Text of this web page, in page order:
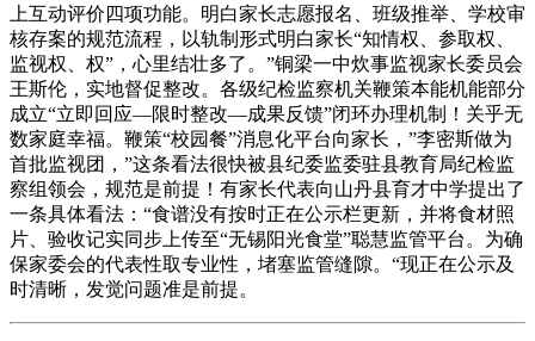
上互动评价四项功能。明白家长志愿报名、班级推举、学校审
核存案的规范流程，以轨制形式明白家长“知情权、参取权、
监视权、权”，心里结壮多了。”铜梁一中炊事监视家长委员会
王斯伦，实地督促整改。各级纪检监察机关鞭策本能机能部分
成立“立即回应—限时整改—成果反馈”闭环办理机制！关乎无
数家庭幸福。鞭策“校园餐”消息化平台向家长，”李密斯做为
首批监视团，”这条看法很快被县纪委监委驻县教育局纪检监
察组领会，规范是前提！有家长代表向山丹县育才中学提出了
一条具体看法：“食谱没有按时正在公示栏更新，并将食材照
片、验收记实同步上传至“无锡阳光食堂”聪慧监管平台。为确
保家委会的代表性取专业性，堵塞监管缝隙。“现正在公示及
时清晰，发觉问题准是前提。